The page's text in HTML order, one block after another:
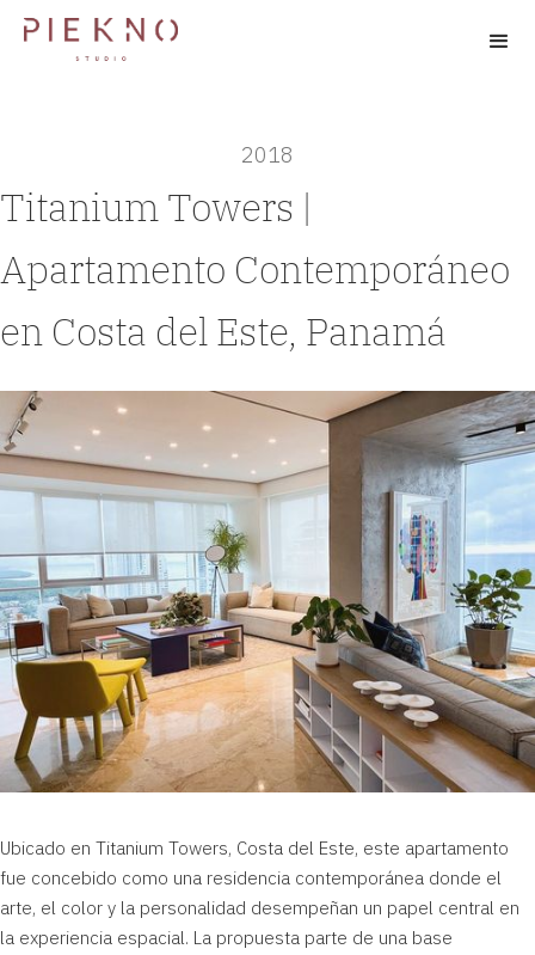
2018
Titanium Towers |
Apartamento Contemporáneo
en Costa del Este, Panamá
Ubicado en Titanium Towers, Costa del Este, este apartamento
fue concebido como una residencia contemporánea donde el
arte, el color y la personalidad desempeñan un papel central en
la experiencia espacial. La propuesta parte de una base